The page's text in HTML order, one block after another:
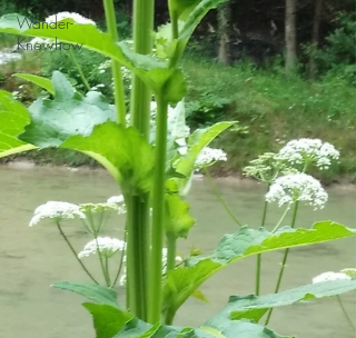
Wander-
Knowhow